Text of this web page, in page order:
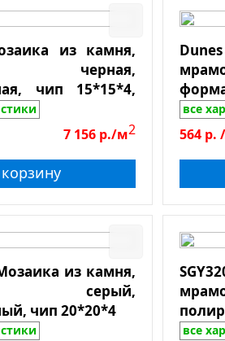
колоны
из камня,
черная,
чип 15*15*4,
7 156 р./м2
лист
все
564 р.
из камня,
серый,
чип 20*20*4
все